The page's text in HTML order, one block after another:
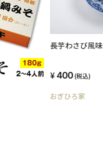
長芋わさび風味
400(税込)
おぎひろ家